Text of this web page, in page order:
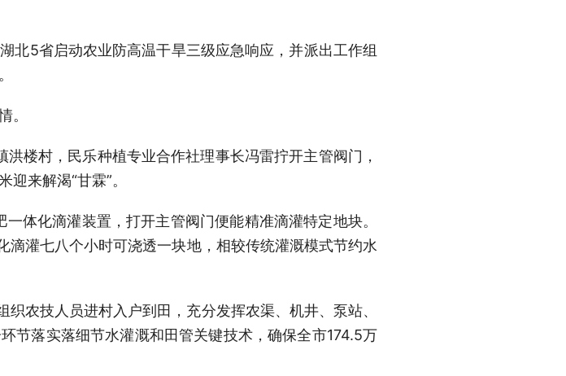
北5省启动农业防高温干旱三级应急响应，并派出工作组
。
楼村，民乐种植专业合作社理事长冯雷拧开主管阀门，
来解渴“甘霖”。
体化滴灌装置，打开主管阀门便能精准滴灌特定地块。
滴灌七八个小时可浇透一块地，相较传统灌溉模式节约水
农技人员进村入户到田，充分发挥农渠、机井、泵站、
节落实落细节水灌溉和田管关键技术，确保全市174.5万